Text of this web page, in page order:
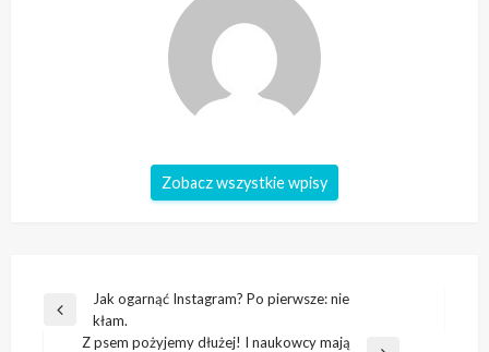
Zobacz wszystkie wpisy
Nawigacja
wpisu
Poprzedni
Jak ogarnąć Instagram? Po pierwsze: nie
kłam.
Z psem pożyjemy dłużej! I naukowcy mają